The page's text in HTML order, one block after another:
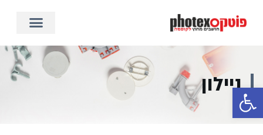
פתח סרגל נגישות
ניילון